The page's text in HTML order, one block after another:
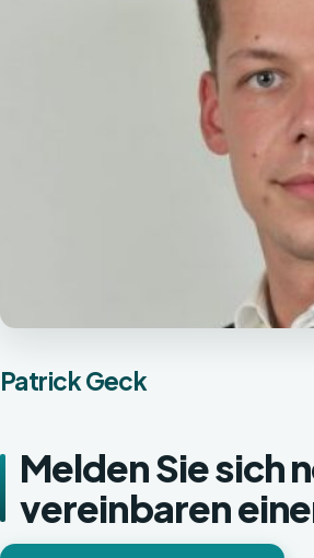
Patrick Geck
Melden Sie sich
vereinbaren